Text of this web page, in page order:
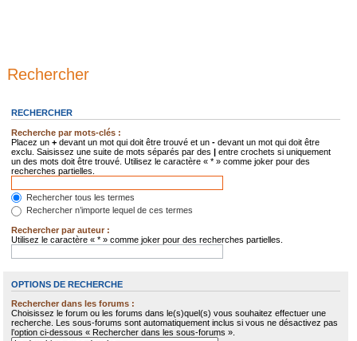
Rechercher
RECHERCHER
Recherche par mots-clés :
Placez un + devant un mot qui doit être trouvé et un - devant un mot qui doit être
exclu. Saisissez une suite de mots séparés par des | entre crochets si uniquement
un des mots doit être trouvé. Utilisez le caractère « * » comme joker pour des
recherches partielles.
Rechercher tous les termes
Rechercher n’importe lequel de ces termes
Rechercher par auteur :
Utilisez le caractère « * » comme joker pour des recherches partielles.
OPTIONS DE RECHERCHE
Rechercher dans les forums :
Choisissez le forum ou les forums dans le(s)quel(s) vous souhaitez effectuer une
recherche. Les sous-forums sont automatiquement inclus si vous ne désactivez pas
l’option ci-dessous « Rechercher dans les sous-forums ».